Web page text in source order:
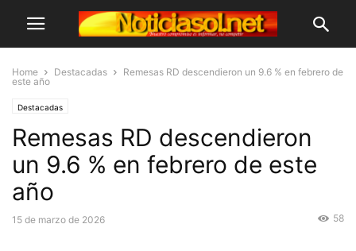
Home Destacadas
Remesas RD descendieron un 9.6 % en febrero de
este año
Destacadas
Remesas RD descendieron
un 9.6 % en febrero de este
año
15 de marzo de 2026 58